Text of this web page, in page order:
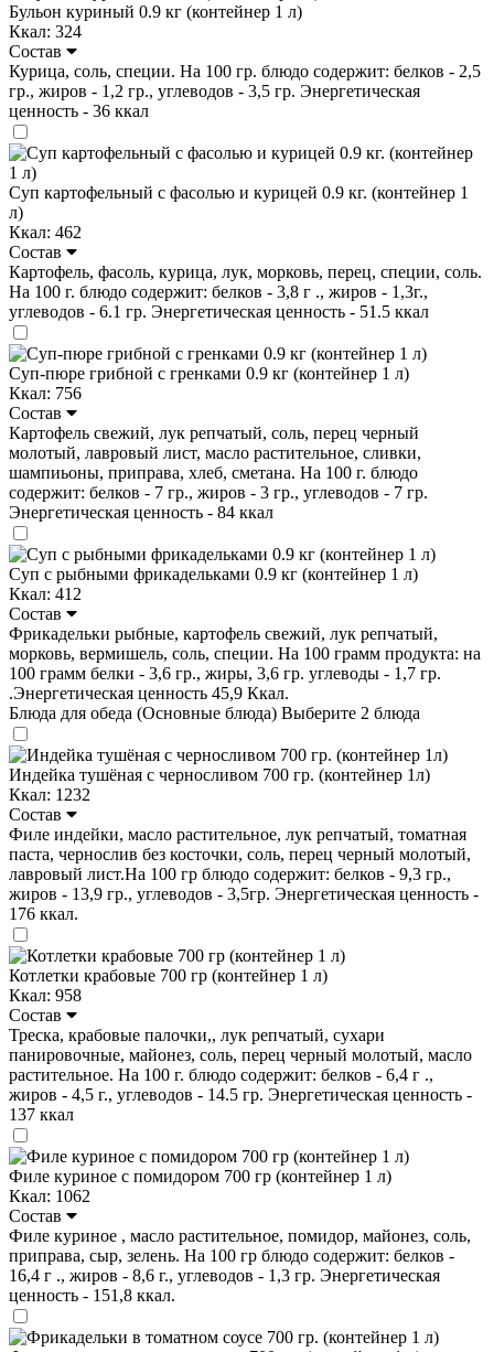
Бульон куриный 0.9 кг (контейнер 1 л)
Ккал: 324
Состав
Курица, соль, специи. На 100 гр. блюдо содержит: белков - 2,5
гр., жиров - 1,2 гр., углеводов - 3,5 гр. Энергетическая
ценность - 36 ккал
Суп картофельный с фасолью и курицей 0.9 кг. (контейнер 1
л)
Ккал: 462
Состав
Картофель, фасоль, курица, лук, морковь, перец, специи, соль.
На 100 г. блюдо содержит: белков - 3,8 г ., жиров - 1,3г.,
углеводов - 6.1 гр. Энергетическая ценность - 51.5 ккал
Суп-пюре грибной с гренками 0.9 кг (контейнер 1 л)
Ккал: 756
Состав
Картофель свежий, лук репчатый, соль, перец черный
молотый, лавровый лист, масло растительное, сливки,
шампиьоны, приправа, хлеб, сметана. На 100 г. блюдо
содержит: белков - 7 гр., жиров - 3 гр., углеводов - 7 гр.
Энергетическая ценность - 84 ккал
Суп с рыбными фрикадельками 0.9 кг (контейнер 1 л)
Ккал: 412
Состав
Фрикадельки рыбные, картофель свежий, лук репчатый,
морковь, вермишель, соль, специи. На 100 грамм продукта: на
100 грамм белки - 3,6 гр., жиры, 3,6 гр. углеводы - 1,7 гр.
.Энергетическая ценность 45,9 Ккал.
Блюда для обеда (Основные блюда) Выберите 2 блюда
Индейка тушёная с черносливом 700 гр. (контейнер 1л)
Ккал: 1232
Состав
Филе индейки, масло растительное, лук репчатый, томатная
паста, чернослив без косточки, соль, перец черный молотый,
лавровый лист.На 100 гр блюдо содержит: белков - 9,3 гр.,
жиров - 13,9 гр., углеводов - 3,5гр. Энергетическая ценность -
176 ккал.
Котлетки крабовые 700 гр (контейнер 1 л)
Ккал: 958
Состав
Треска, крабовые палочки,, лук репчатый, сухари
панировочные, майонез, соль, перец черный молотый, масло
растительное. На 100 г. блюдо содержит: белков - 6,4 г .,
жиров - 4,5 г., углеводов - 14.5 гр. Энергетическая ценность -
137 ккал
Филе куриное с помидором 700 гр (контейнер 1 л)
Ккал: 1062
Состав
Филе куриное , масло растительное, помидор, майонез, соль,
приправа, сыр, зелень. На 100 гр блюдо содержит: белков -
16,4 г ., жиров - 8,6 г., углеводов - 1,3 гр. Энергетическая
ценность - 151,8 ккал.